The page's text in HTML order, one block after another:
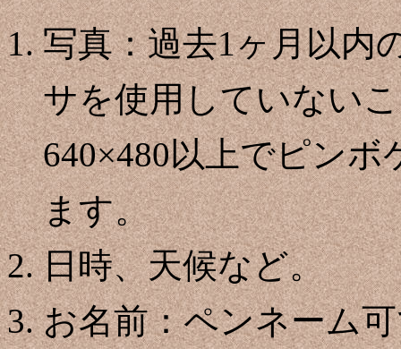
写真：過去1ヶ月以内
サを使用していない
640×480以上でピン
ます。
日時、天候など。
お名前：ペンネーム